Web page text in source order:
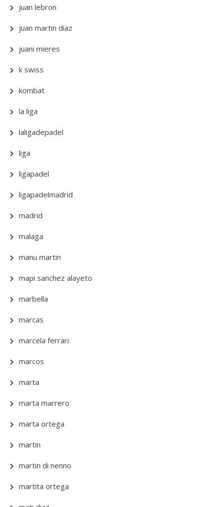
juan lebron
juan martin diaz
juani mieres
k swiss
kombat
la liga
laligadepadel
liga
ligapadel
ligapadelmadrid
madrid
malaga
manu martin
mapi sanchez alayeto
marbella
marcas
marcela ferrari
marcos
marta
marta marrero
marta ortega
martin
martin di nenno
martita ortega